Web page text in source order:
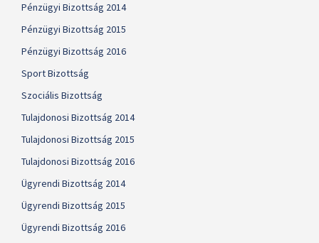
Pénzügyi Bizottság 2014
Pénzügyi Bizottság 2015
Pénzügyi Bizottság 2016
Sport Bizottság
Szociális Bizottság
Tulajdonosi Bizottság 2014
Tulajdonosi Bizottság 2015
Tulajdonosi Bizottság 2016
Ügyrendi Bizottság 2014
Ügyrendi Bizottság 2015
Ügyrendi Bizottság 2016